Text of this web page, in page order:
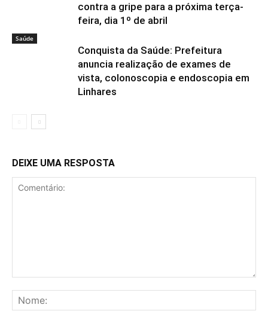
contra a gripe para a próxima terça-
feira, dia 1º de abril
Saúde
Conquista da Saúde: Prefeitura
anuncia realização de exames de
vista, colonoscopia e endoscopia em
Linhares
DEIXE UMA RESPOSTA